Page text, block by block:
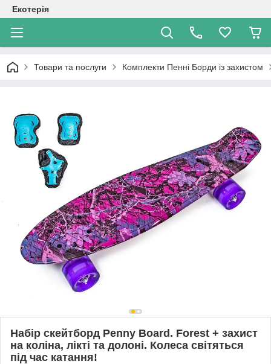
Екотерія
Товари та послуги Комплекти Пенні Борди із захистом
Набір скейтборд Penny Board. Forest + захист
на коліна, лікті та долоні. Колеса світяться
під час катання!